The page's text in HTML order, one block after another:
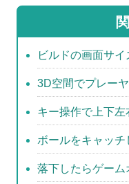
tt
er
c
e
b
o
o
k
e
ビルドの画面サイ
3D空間でプレー
キー操作で上下
ボールをキャッチ
落下したらゲー